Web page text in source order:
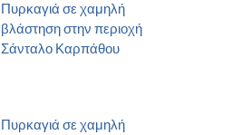
Πυρκαγιά σε χαμηλή
βλάστηση στην περιοχή
Σάνταλο Καρπάθου
Πυρκαγιά σε χαμηλή